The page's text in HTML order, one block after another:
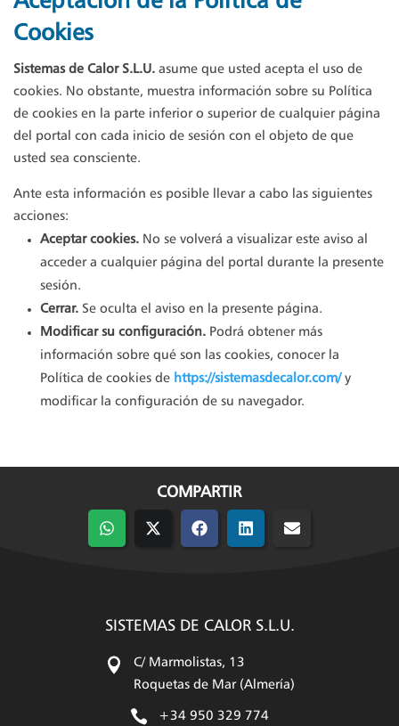
Cookies
Sistemas de Calor S.L.U. asume que usted acepta el uso de
cookies. No obstante, muestra información sobre su Política
de cookies en la parte inferior o superior de cualquier página
del portal con cada inicio de sesión con el objeto de que
usted sea consciente.
Ante esta información es posible llevar a cabo las siguientes
acciones:
Aceptar cookies. No se volverá a visualizar este aviso al
acceder a cualquier página del portal durante la presente
sesión.
Cerrar. Se oculta el aviso en la presente página.
Modificar su configuración. Podrá obtener más
información sobre qué son las cookies, conocer la
Política de cookies de https://sistemasdecalor.com/y
modificar la configuración de su navegador.
COMPARTIR
Compartir
en
CompartirCompartir
en
Compartir
en
Compartir
SISTEMAS DE CALOR S.L.U.

C/ Marmolistas, 13
Roquetas de Mar (Almería)
 +34 950 329 774